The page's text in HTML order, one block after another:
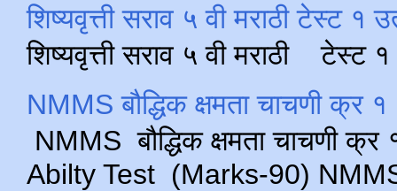
शिष्यवृत्ती सराव ५ वी मराठी टेस्ट १
शिष्यवृत्ती सराव ५ वी मराठी टेस्ट
NMMS बौद्धिक क्षमता चाचणी क्र
NMMS बौद्धिक क्षमता चाचणी
Abilty Test (Marks-90) NMMS